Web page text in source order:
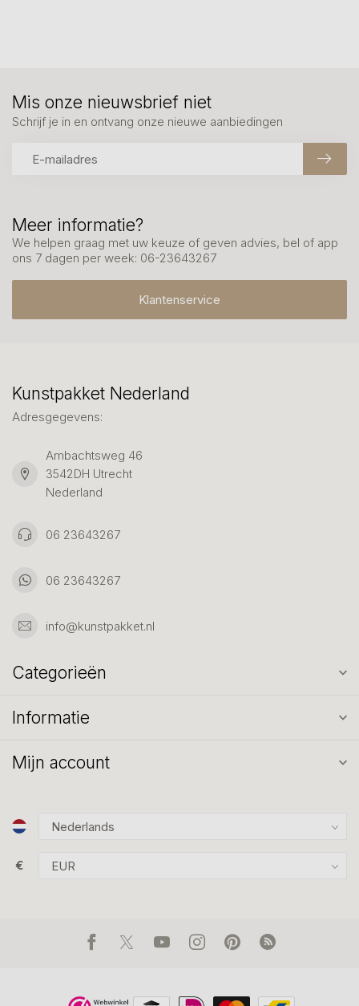
Meer informatie?
We helpen graag met uw keuze of geven advies, bel of app
ons 7 dagen per week: 06-23643267
Klantenservice
Mis onze nieuwsbrief niet
Schrijf je in en ontvang onze nieuwe aanbiedingen
Kunstpakket Nederland
Adresgegevens:
Ambachtsweg 46
3542DH Utrecht
Nederland
06 23643267
06 23643267
info@kunstpakket.nl
Categorieën
Informatie
Mijn account
€